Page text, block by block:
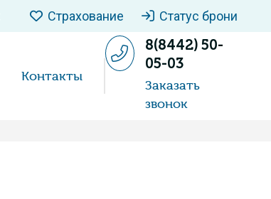
Страхование Статус брони
Контакты
8(8442) 50-
05-03
Заказать
звонок